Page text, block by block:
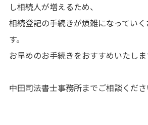
し相続人が増えるため、
相続登記の手続きが煩雑になってい
す。
お早めのお手続きをおすすめいたしま
中田司法書士事務所までご相談くだ